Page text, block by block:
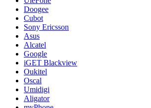
Doogee
Cubot
Sony Ericsson
Asus
Alcatel
Google
iGET Blackview
Oukitel
Oscal
Umidigi
Aligator